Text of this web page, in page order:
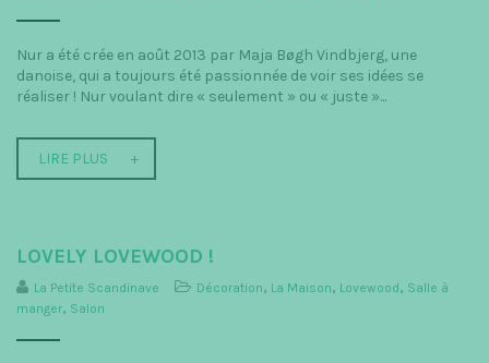
Nur a été crée en août 2013 par Maja Bøgh Vindbjerg, une
danoise, qui a toujours été passionnée de voir ses idées se
réaliser ! Nur voulant dire « seulement » ou « juste »...
LIRE PLUS
LOVELY LOVEWOOD !
La Petite Scandinave Décoration, La Maison, Lovewood, Salle à
manger, Salon